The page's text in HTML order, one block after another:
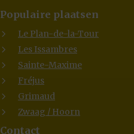
Populaire plaatsen
Le Plan-de-la-Tour
Les Issambres
Sainte-Maxime
Fréjus
Grimaud
Zwaag / Hoorn
Contact